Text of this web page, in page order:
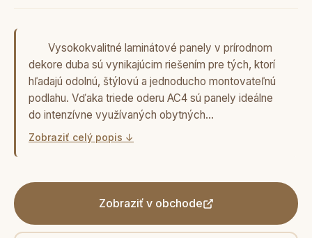
Vysokokvalitné laminátové panely v prírodnom
dekore duba sú vynikajúcim riešením pre tých, ktorí
hľadajú odolnú, štýlovú a jednoducho montovateľnú
podlahu. Vďaka triede oderu AC4 sú panely ideálne
do intenzívne využívaných obytných…
Zobraziť celý popis ↓
Zobraziť v obchode